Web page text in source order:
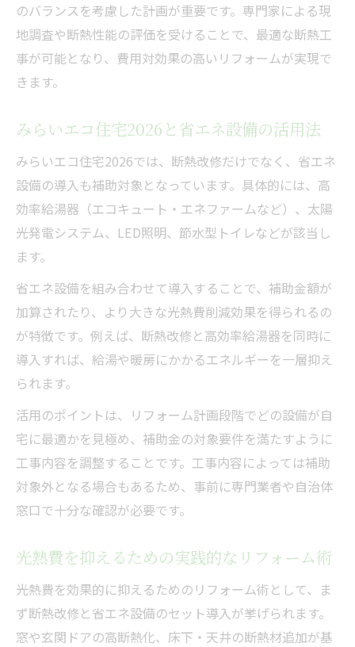
のバランスを考慮した計画が重要です。専門家による現
地調査や断熱性能の評価を受けることで、最適な断熱工
事が可能となり、費用対効果の高いリフォームが実現で
きます。
みらいエコ住宅2026と省エネ設備の活用法
みらいエコ住宅2026では、断熱改修だけでなく、省エネ
設備の導入も補助対象となっています。具体的には、高
効率給湯器（エコキュート・エネファームなど）、太陽
光発電システム、LED照明、節水型トイレなどが該当し
ます。
省エネ設備を組み合わせて導入することで、補助金額が
加算されたり、より大きな光熱費削減効果を得られるの
が特徴です。例えば、断熱改修と高効率給湯器を同時に
導入すれば、給湯や暖房にかかるエネルギーを一層抑え
られます。
活用のポイントは、リフォーム計画段階でどの設備が自
宅に最適かを見極め、補助金の対象要件を満たすように
工事内容を調整することです。工事内容によっては補助
対象外となる場合もあるため、事前に専門業者や自治体
窓口で十分な確認が必要です。
光熱費を抑えるための実践的なリフォーム術
光熱費を効果的に抑えるためのリフォーム術として、ま
ず断熱改修と省エネ設備のセット導入が挙げられます。
窓や玄関ドアの高断熱化、床下・天井の断熱材追加が基